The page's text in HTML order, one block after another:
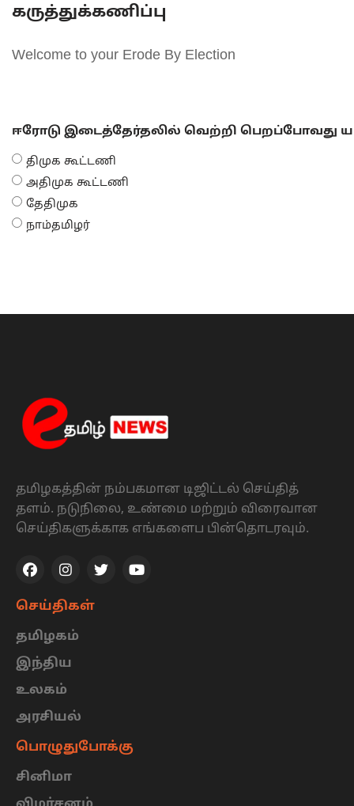
கருத்துக்கணிப்பு
Welcome to your Erode By Election
ஈரோடு இடைத்தேர்தலில் வெற்றி பெறப்போவது
திமுக கூட்டணி
அதிமுக கூட்டணி
தேதிமுக
நாம்தமிழர்
தமிழகத்தின் நம்பகமான டிஜிட்டல் செய்தித்
தளம். நடுநிலை, உண்மை மற்றும் விரைவான
செய்திகளுக்காக எங்களைப பின்தொடரவும்.
செய்திகள்
தமிழகம்
இந்திய
உலகம்
அரசியல்
பொழுதுபோக்கு
சினிமா